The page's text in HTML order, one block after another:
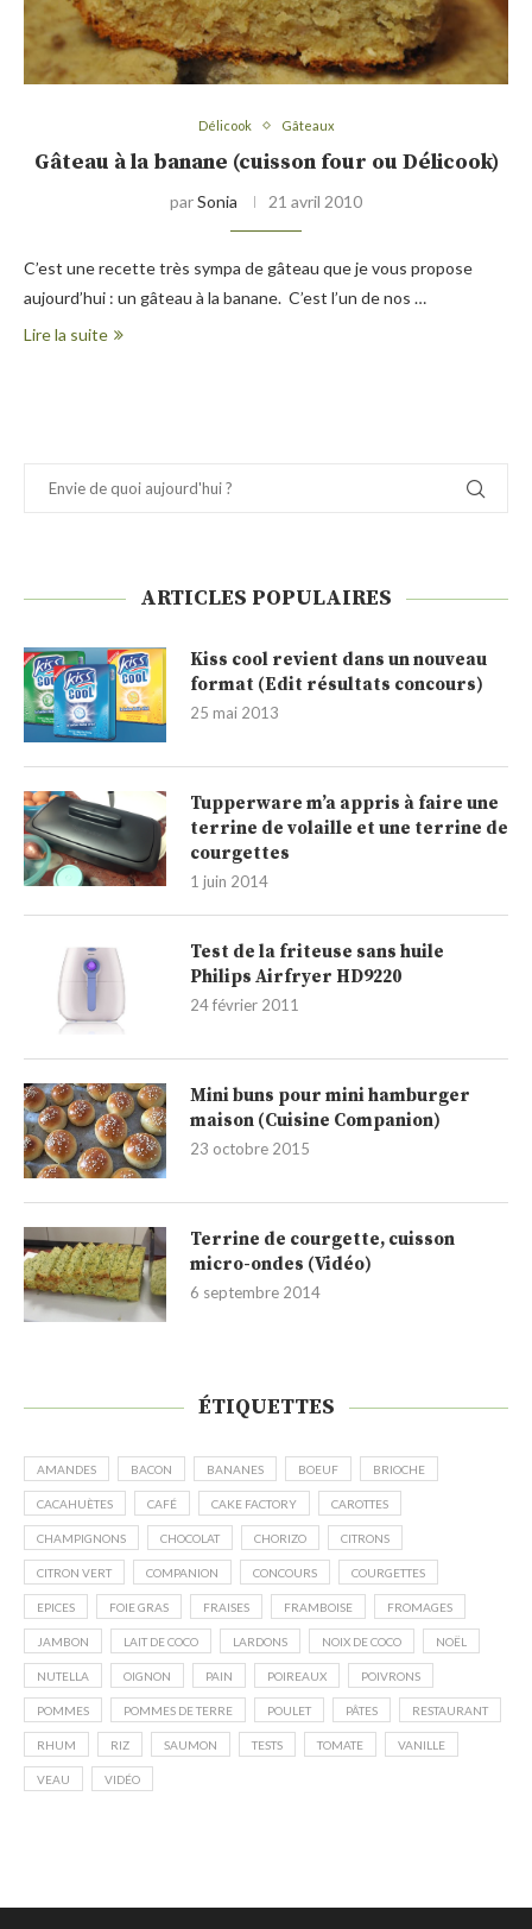
Délicook Gâteaux
Gâteau à la banane (cuisson four ou Délicook)
parSonia 21 avril 2010
C’est une recette très sympa de gâteau que je vous propose
aujourd’hui : un gâteau à la banane. C’est l’un de nos …
Lire la suite
ARTICLES POPULAIRES
Kiss cool revient dans un nouveau
format (Edit résultats concours)
25 mai 2013
Tupperware m’a appris à faire une
terrine de volaille et une terrine de
courgettes
1 juin 2014
Test de la friteuse sans huile
Philips Airfryer HD9220
24 février 2011
Mini buns pour mini hamburger
maison (Cuisine Companion)
23 octobre 2015
Terrine de courgette, cuisson
micro-ondes (Vidéo)
6 septembre 2014
ÉTIQUETTES
AMANDES BACON BANANES BOEUF BRIOCHE
CACAHUÈTES CAFÉ CAKE FACTORY CAROTTES
CHAMPIGNONS CHOCOLAT CHORIZO CITRONS
CITRON VERT COMPANION CONCOURS COURGETTES
EPICES FOIE GRAS FRAISES FRAMBOISE FROMAGES
JAMBON LAIT DE COCO LARDONS NOIX DE COCO NOËL
NUTELLA OIGNON PAIN POIREAUX POIVRONS
POMMES POMMES DE TERRE POULET PÂTES RESTAURANT
RHUM RIZ SAUMON TESTS TOMATE VANILLE
VEAU VIDÉO